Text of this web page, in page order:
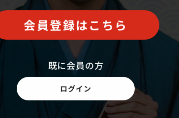
会員登録はこちら
既に会員の方
ログイン